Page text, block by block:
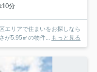
10分
エリアで住まいをお探しなら
が5.95㎡の物件... もっと見る